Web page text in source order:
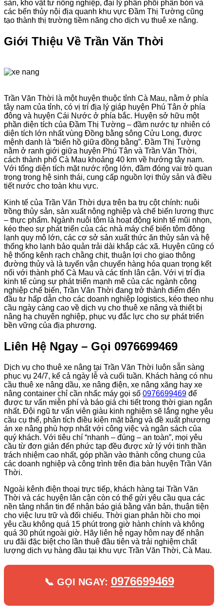
sản, kho vật tư nông nghiệp, đại lý phân phối phân bón và
các bến thủy nội địa quanh khu vực Đầm Thị Tường cũng
tạo thành thị trường tiềm năng cho dịch vụ thuê xe nâng.
Giới Thiệu Về Trần Văn Thời
Trần Văn Thời là một huyện thuộc tỉnh Cà Mau, nằm ở phía
tây nam của tỉnh, có vị trí địa lý giáp huyện Phú Tân ở phía
đông và huyện Cái Nước ở phía bắc. Huyện sở hữu một
phần diện tích của Đầm Thị Tường – đầm nước tự nhiên có
diện tích lớn nhất vùng Đồng bằng sông Cửu Long, được
mệnh danh là “biển hồ giữa đồng bằng”. Đầm Thị Tường
nằm ở ranh giới giữa huyện Phú Tân và Trần Văn Thời,
cách thành phố Cà Mau khoảng 40 km về hướng tây nam.
Với tổng diện tích mặt nước rộng lớn, đầm đóng vai trò quan
trọng trong hệ sinh thái, cung cấp nguồn lợi thủy sản và điều
tiết nước cho toàn khu vực.
Kinh tế của Trần Văn Thời dựa trên ba trụ cột chính: nuôi
trồng thủy sản, sản xuất nông nghiệp và chế biến lương thực
– thực phẩm. Ngành nuôi tôm là hoạt động kinh tế mũi nhọn,
kéo theo sự phát triển của các nhà máy chế biến tôm đông
lạnh quy mô lớn, các cơ sở sản xuất thức ăn thủy sản và hệ
thống kho lạnh bảo quản trải dài khắp các xã. Huyện cũng có
hệ thống kênh rạch chằng chịt, thuận lợi cho giao thông
đường thủy và là tuyến vận chuyển hàng hóa quan trọng kết
nối với thành phố Cà Mau và các tỉnh lân cận. Với vị trí địa
kinh tế cùng sự phát triển mạnh mẽ của các ngành công
nghiệp chế biến, Trần Văn Thời đang trở thành điểm đến
đầu tư hấp dẫn cho các doanh nghiệp logistics, kéo theo nhu
cầu ngày càng cao về dịch vụ cho thuê xe nâng và thiết bị
nâng hạ chuyên nghiệp, phục vụ đắc lực cho sự phát triển
bền vững của địa phương.
Liên Hệ Ngay – Gọi 0976699469
Dịch vụ cho thuê xe nâng tại Trần Văn Thời luôn sẵn sàng
phục vụ 24/7, kể cả ngày lễ và cuối tuần. Khách hàng có nhu
cầu thuê xe nâng dầu, xe nâng điện, xe nâng xăng hay xe
nâng container chỉ cần nhấc máy gọi số 0976699469 để
được tư vấn miễn phí và báo giá chi tiết trong thời gian ngắn
nhất. Đội ngũ tư vấn viên giàu kinh nghiệm sẽ lắng nghe yêu
cầu cụ thể, phân tích điều kiện mặt bằng và đề xuất phương
án xe nâng phù hợp nhất với công việc và ngân sách của
quý khách. Với tiêu chí “nhanh – đúng – an toàn”, mọi yêu
cầu từ đơn giản đến phức tạp đều được xử lý với tinh thần
trách nhiệm cao nhất, góp phần vào thành công chung của
các doanh nghiệp và công trình trên địa bàn huyện Trần Văn
Thời.
Ngoài kênh điện thoại trực tiếp, khách hàng tại Trần Văn
Thời và các huyện lân cận còn có thể gửi yêu cầu qua các
nền tảng nhắn tin để nhận báo giá bằng văn bản, thuận tiện
cho việc lưu trữ và đối chiếu. Thời gian phản hồi cho mọi
yêu cầu không quá 15 phút trong giờ hành chính và không
quá 30 phút ngoài giờ. Hãy liên hệ ngay hôm nay để nhận
ưu đãi đặc biệt cho lần thuê đầu tiên và trải nghiệm chất
lượng dịch vụ hàng đầu tại khu vực Trần Văn Thời, Cà Mau.
📞 GỌI NGAY: 0976699469